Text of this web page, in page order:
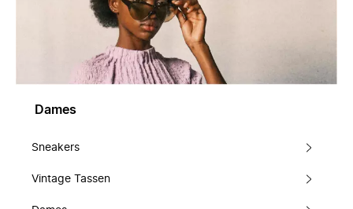
Dames
Sneakers
Vintage Tassen